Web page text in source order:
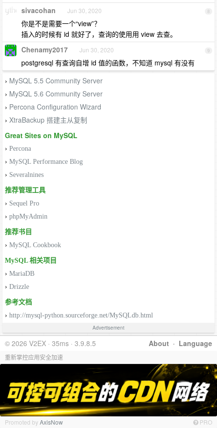
8
sivacohan Jun 30, 2020
你是不是需要一个“view”？
插入的时候有 id 就好了，查询的使用用 view 去查。
9
Chenamy2017 Jun 30, 2020
postgresql 有查询自增 id 值的函数，不知道 mysql 有没有
› MySQL 5.5 Community Server
› MySQL 5.6 Community Server
› Percona Configuration Wizard
› XtraBackup 搭建主从复制
Great Sites on MySQL
› Percona
› MySQL Performance Blog
› Severalnines
推荐管理工具
› Sequel Pro
› phpMyAdmin
推荐书目
› MySQL Cookbook
MySQL 相关项目
› MariaDB
› Drizzle
参考文档
› http://mysql-python.sourceforge.net/MySQLdb.html
Advertisement
About · Language
© 2026 V2EX · 35ms · 3.9.8.5
重新掌控应用安全加速
Promoted byAxisNow PRO